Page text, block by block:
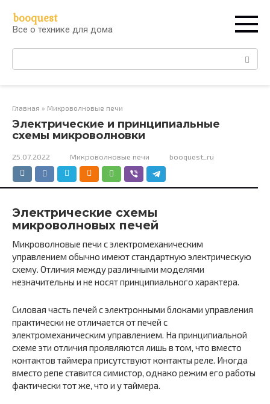
контенту
booquest
Все о технике для дома
Поиск:
Главная » Микроволновые печи
Электрические и принципиальные
схемы микроволновки
25.07.2022 Микроволновые печи booquest_ru
Электрические схемы
микроволновых печей
Микроволновые печи с электромеханическим
управлением обычно имеют стандартную электрическую
схему. Отличия между различными моделями
незначительны и не носят принципиального характера.
Силовая часть печей с электронными блоками управления
практически не отличается от печей с
электромеханическим управлением. На принципиальной
схеме эти отличия проявляются лишь в том, что вместо
контактов таймера присутствуют контакты реле. Иногда
вместо репе ставится симистор, однако режим его работы
фактически тот же, что и у таймера.